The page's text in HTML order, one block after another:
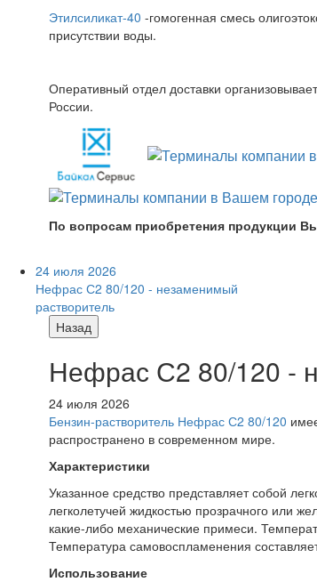
Этилсиликат-40 -гомогенная смесь
присутствии воды.
Оперативный отдел доставки
России.
По вопросам приобретения продукции
24 июля 2026
Нефрас С2 80/120 - незаменимый
растворитель
Назад
Нефрас С2 80/120 -
24 июля 2026
Бензин-растворитель Нефрас С2 80/120
распространено в современном мире.
Характеристики
Указанное средство представляет собой
легколетучей жидкостью прозрачного или
какие-либо механические примеси.
Температура самовоспламенения
Использование